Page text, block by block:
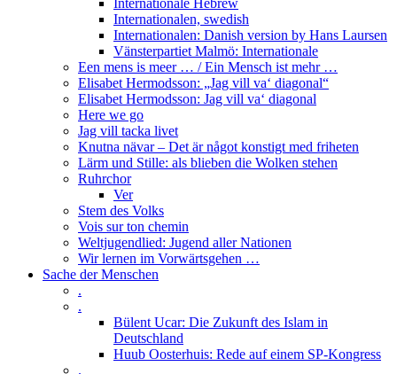
Internationale Hebrew
Internationalen, swedish
Internationalen: Danish version by Hans Laursen
Vänsterpartiet Malmö: Internationale
Een mens is meer … / Ein Mensch ist mehr …
Elisabet Hermodsson: „Jag vill va‘ diagonal“
Elisabet Hermodsson: Jag vill va‘ diagonal
Here we go
Jag vill tacka livet
Knutna nävar – Det är något konstigt med friheten
Lärm und Stille: als blieben die Wolken stehen
Ruhrchor
Ver
Stem des Volks
Vois sur ton chemin
Weltjugendlied: Jugend aller Nationen
Wir lernen im Vorwärtsgehen …
Sache der Menschen
.
.
Bülent Ucar: Die Zukunft des Islam in
Deutschland
Huub Oosterhuis: Rede auf einem SP-Kongress
.